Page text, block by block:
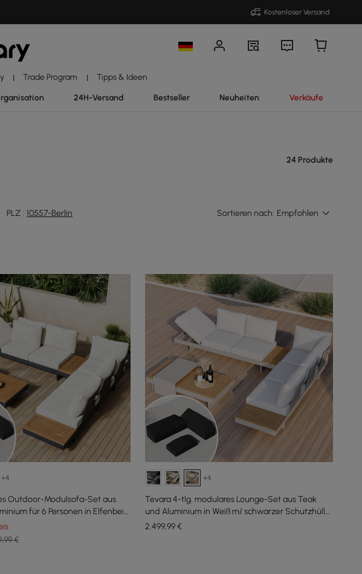
Kostenloser Versand
| Trade Program | Tipps & Ideen
24H-Versand Bestseller Neuheiten Verkäufe
24 Produkte
PLZ : 10557-Berlin Sortieren nach: Empfohlen
+4
Outdoor-Modulsofa-Set aus
für 6 Personen in Elfenbein
€
+4
Tevara 4-tlg. modulares Lounge-Set aus Teak
und Aluminium in Weiß m/ schwarzer Schutzhülle,
6 Pers
2.499,99€